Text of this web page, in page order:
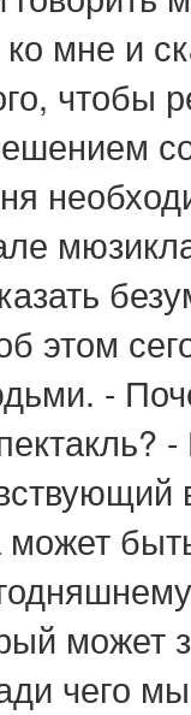
мне и
чтобы
этом
-
может
чего